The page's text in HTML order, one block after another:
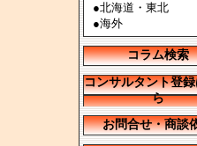
●北海道・東北
●海外
コラム検索
コンサルタント登
ら
お問合せ・商談